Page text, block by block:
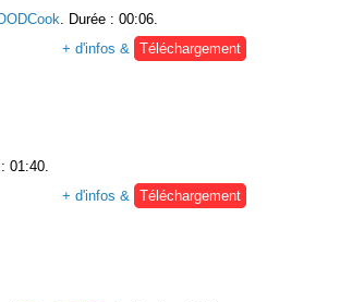
. Durée : 00:06.
+ d'infos &
Téléchargement
: 01:40.
+ d'infos &
Téléchargement